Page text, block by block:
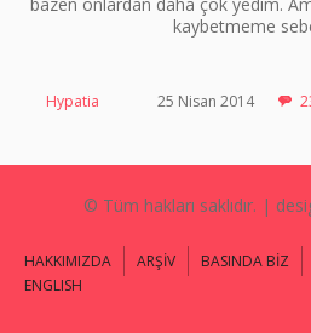
kaybetmeme
Hypatia 25 Nisan 2014
© Tüm hakları saklıdır. |
HAKKIMIZDA ARŞİV BASINDA BİZ
ENGLISH